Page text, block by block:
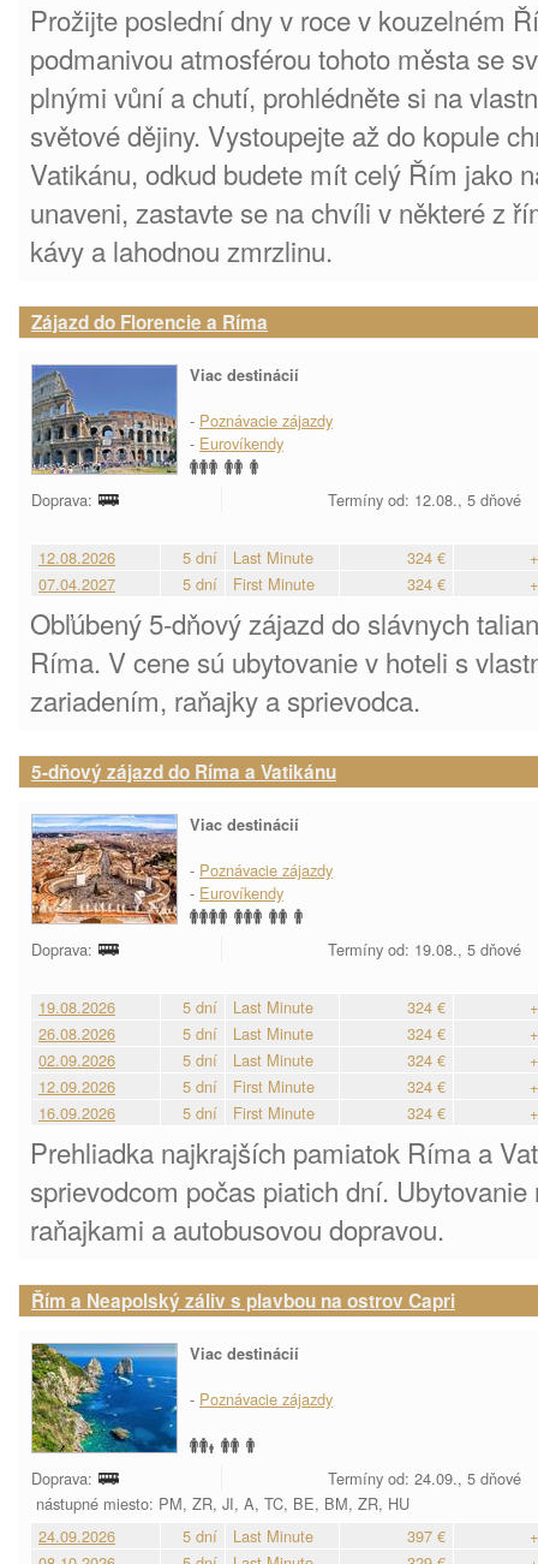
Prožijte poslední dny v roce v kouzelném
podmanivou atmosférou tohoto města se
plnými vůní a chutí, prohlédněte si na
světové dějiny. Vystoupejte až do kopule
Vatikánu, odkud budete mít celý Řím jako
unaveni, zastavte se na chvíli v některé z
kávy a lahodnou zmrzlinu.
Zájazd do Florencie a Ríma
Viac destinácií
- Poznávacie zájazdy
- Eurovíkendy
Doprava: Termíny od: 12.08., 5 dňové
12.08.2026 5 dní Last Minute 324 €
07.04.2027
5 dní First Minute 324 €
Obľúbený 5-dňový zájazd do slávnych
Ríma. V cene sú ubytovanie v hoteli s
zariadením, raňajky a sprievodca.
5-dňový zájazd do Ríma a Vatikánu
Viac destinácií
- Poznávacie zájazdy
- Eurovíkendy
Doprava: Termíny od: 19.08., 5 dňové
19.08.2026 5 dní Last Minute 324 €
26.08.2026
5 dní Last Minute 324 €
02.09.2026
5 dní Last Minute 324 €
12.09.2026
5 dní First Minute 324 €
16.09.2026
5 dní First Minute 324 €
Prehliadka najkrajších pamiatok Ríma a
sprievodcom počas piatich dní.
raňajkami a autobusovou dopravou.
Řím a Neapolský záliv s plavbou na ostrov Capri
Viac destinácií
- Poznávacie zájazdy
Doprava:
Termíny od: 24.09., 5 dňové
nástupné miesto: PM, ZR, JI, A, TC, BE, BM, ZR, HU
24.09.2026
5 dní Last Minute 397 €